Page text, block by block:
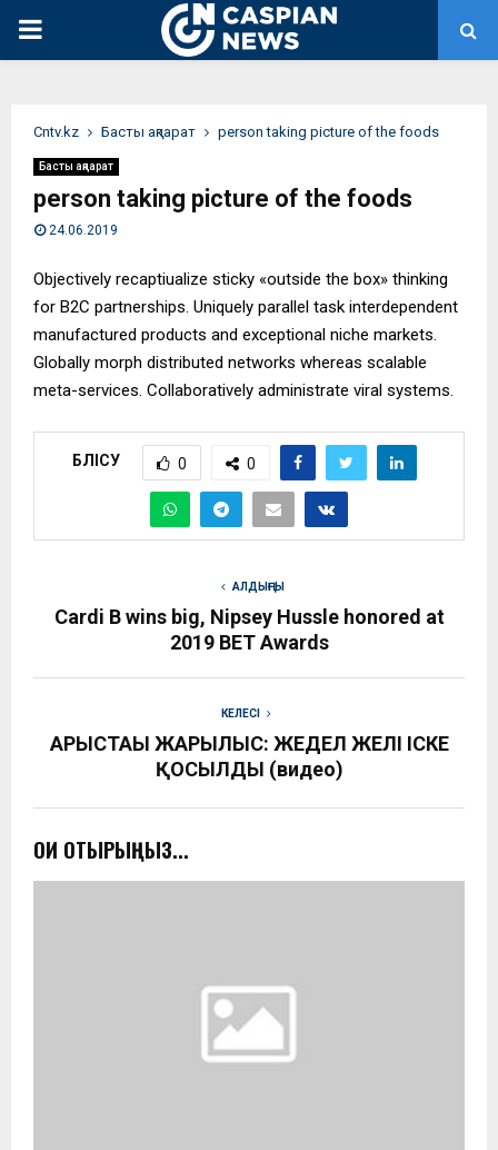
PRIMARY
Сntv.kz Басты ақпарат person taking picture of the foods
Басты ақпарат
person taking picture of the foods
24.06.2019
Objectively recaptiualize sticky «outside the box» thinking
for B2C partnerships. Uniquely parallel task interdependent
manufactured products and exceptional niche markets.
Globally morph distributed networks whereas scalable
meta-services. Collaboratively administrate viral systems.
БӨЛІСУ 0 0
АЛДЫҢҒЫ
Cardi B wins big, Nipsey Hussle honored at
2019 BET Awards
КЕЛЕСІ
АРЫСТАҒЫ ЖАРЫЛЫС: ЖЕДЕЛ ЖЕЛІ ІСКЕ
ҚОСЫЛДЫ (видео)
ОҚИ ОТЫРЫҢЫЗ...